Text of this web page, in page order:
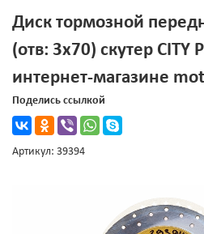
Диск тормозной
(отв: 3х70) скутер CITY
интернет-магазине
Поделись ссылкой
Артикул: 39394